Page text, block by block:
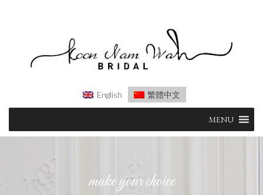
English 繁體中文
content
MENU
make your choice